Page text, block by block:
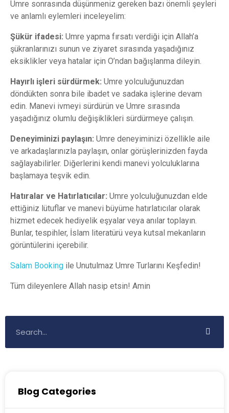
Umre sonrasında düşünmeniz gereken bazı önemli şeyleri
ve anlamlı eylemleri inceleyelim:
Şükür ifadesi: Umre yapma fırsatı verdiği için Allah’a
şükranlarınızı sunun ve ziyaret sırasında yaşadığınız
eksiklikler veya hatalar için O’ndan bağışlanma dileyin.
Hayırlı işleri sürdürmek: Umre yolculuğunuzdan
döndükten sonra bile ibadet ve sadaka işlerine devam
edin. Manevi ivmeyi sürdürün ve Umre sırasında
yaşadığınız olumlu değişiklikleri sürdürmeye çalışın.
Deneyiminizi paylaşın: Umre deneyiminizi özellikle aile
ve arkadaşlarınızla paylaşın, onlar görüşlerinizden fayda
sağlayabilirler. Diğerlerini kendi manevi yolculuklarına
başlamaya teşvik edin.
Hatıralar ve Hatırlatıcılar: Umre yolculuğunuzdan elde
ettiğiniz lütuflar ve manevi büyüme hatırlatıcılar olarak
hizmet edecek hediyelik eşyalar veya anılar toplayın.
Bunlar, tespihler, İslam literatürü veya kutsal mekanların
görüntülerini içerebilir.
Salam Booking ile Unutulmaz Umre Turlarını Keşfedin!
Tüm dileyenlere Allah nasip etsin! Amin
Blog Categories